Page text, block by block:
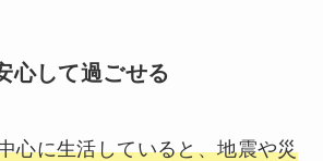
心して過ごせる
心に生活していると、地震や災